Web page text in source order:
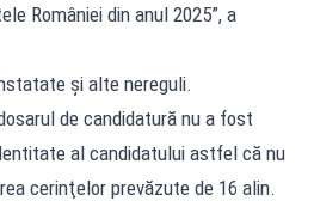
României din anul 2025”, a
şi alte nereguli.
de candidatură nu a fost
al candidatului astfel că nu
cerinţelor prevăzute de 16 alin.